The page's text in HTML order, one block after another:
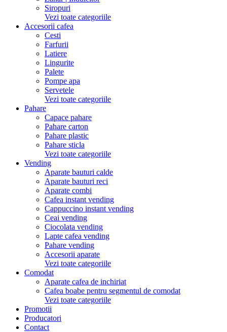
Siropuri
Vezi toate categoriile
Accesorii cafea
Cesti
Farfurii
Latiere
Lingurite
Palete
Pompe apa
Servetele
Vezi toate categoriile
Pahare
Capace pahare
Pahare carton
Pahare plastic
Pahare sticla
Vezi toate categoriile
Vending
Aparate bauturi calde
Aparate bauturi reci
Aparate combi
Cafea instant vending
Cappuccino instant vending
Ceai vending
Ciocolata vending
Lapte cafea vending
Pahare vending
Accesorii aparate
Vezi toate categoriile
Comodat
Aparate cafea de inchiriat
Cafea boabe pentru segmentul de comodat
Vezi toate categoriile
Promotii
Producatori
Contact